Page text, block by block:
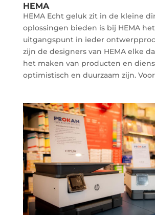
HEMA
HEMA Echt geluk zit in de kleine
oplossingen bieden is bij HEMA het
uitgangspunt in ieder
zijn de designers van HEMA elke
het maken van producten en
optimistisch en duurzaam zijn.